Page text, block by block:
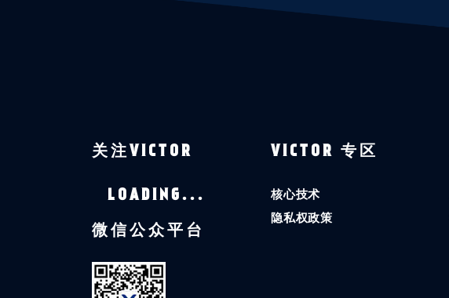
关注VICTOR
LOADING...
微信公众平台
VICTOR 专区
核心技术
隐私权政策